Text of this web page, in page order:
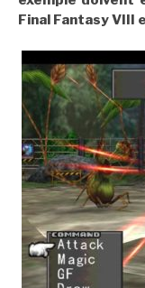
Final Fantasy VIII